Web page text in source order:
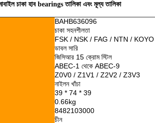
চাকা হাব bearings তালিকা এবং মূল্য তালিকা
BAHB636096
চাকা সহনশীলতা
FSK / NSK / FAG / NTN /
ডাবল সারি
জিসিআর 15 ক্রোম স্টিল
ABEC-1 থেকে ABEC-9
Z0V0 / Z1V1 / Z2V2 / Z3V3
নাইলন খাঁচা
39 * 74 * 39
0.66kg
8482103000
চীন